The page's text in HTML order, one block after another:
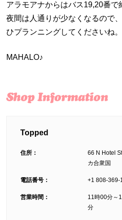
アラモアナからはバス19,20番で
夜間は人通りが少なくなるので
ひプランニングしてくださいね。
MAHALO♪
Topped
住所：
66 N Hotel
カ合衆国
電話番号： +1 808-369-
営業時間：
11時00分～
分